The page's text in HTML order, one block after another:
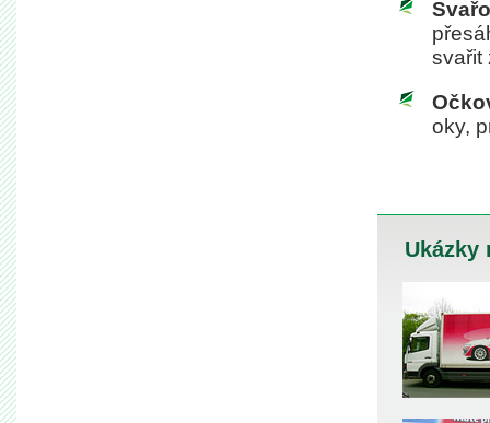
svařit
oky,
Ukázky